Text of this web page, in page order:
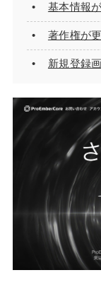
基本情報
著作権が
新規登録